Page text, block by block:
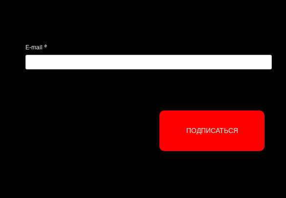
E-mail *
ПОДПИСАТЬСЯ